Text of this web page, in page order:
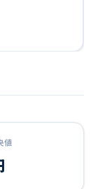
値